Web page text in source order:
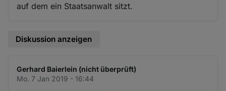
auf dem ein Staatsanwalt sitzt.
Diskussion anzeigen
Gerhard Baierlein (nicht überprüft)
Mo. 7 Jan 2019 - 16:44